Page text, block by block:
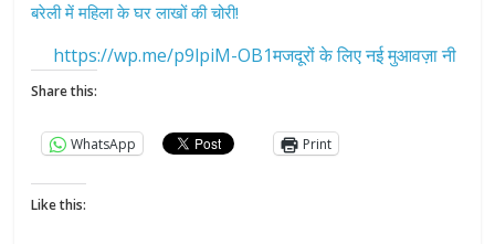
बरेली में महिला के घर लाखों की चोरी!
https://wp.me/p9lpiM-OB1मजदूरों के लिए नई मुआवज़ा नी
Share this:
WhatsApp Print
Like this: